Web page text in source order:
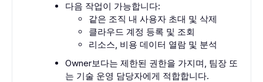
다음 작업이 가능합니다:
같은 조직 내 사용자 초대 및 삭제
클라우드 계정 등록 및 조회
리소스, 비용 데이터 열람 및 분석
Owner보다는 제한된 권한을 가지며, 팀장 또
는 기술 운영 담당자에게 적합합니다.